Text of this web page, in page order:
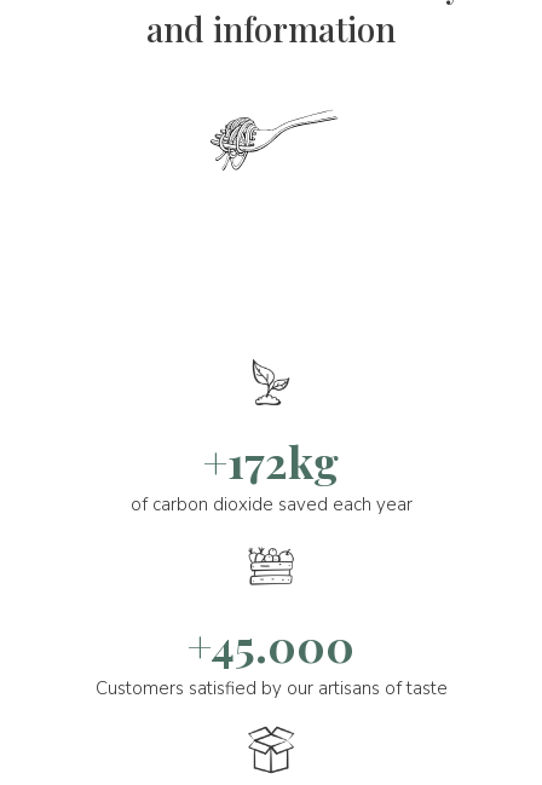
and information
+172kg
of carbon dioxide saved each year
+45.000
Customers satisfied by our artisans of taste